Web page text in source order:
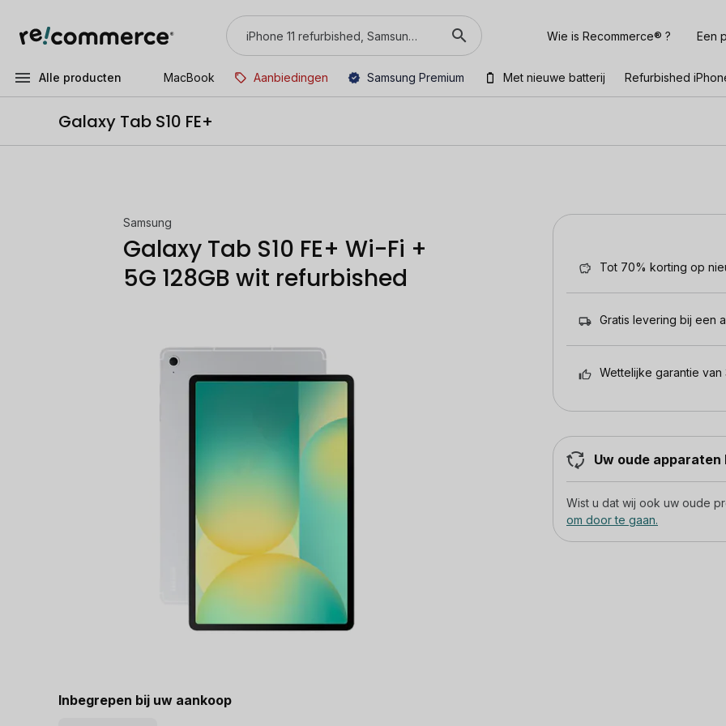
Wie is Recommerce® ? Een
Alle producten MacBook Aanbiedingen Samsung Premium Met nieuwe batterij Refurbished
Galaxy Tab S10 FE+
Samsung
Galaxy Tab S10 FE+ Wi-Fi +
5G 128GB wit refurbished
Inbegrepen bij uw aankoop
Tot 70% korting op
Gratis levering bij een
Wettelijke garantie van
Uw oude
Wist u dat wij ook uw oude
om door te gaan.